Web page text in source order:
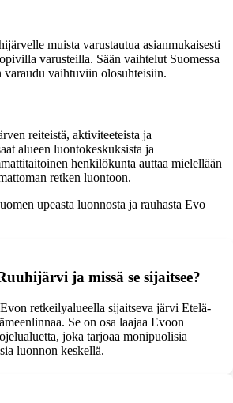
muista varustautua asianmukaisesti
varusteilla. Sään vaihtelut Suomessa
vaihtuviin olosuhteisiin.
reiteistä, aktiviteeteista ja
alueen luontokeskuksista ja
henkilökunta auttaa mielellään
retken luontoon.
upeasta luonnosta ja rauhasta Evo
ja missä se sijaitsee?
retkeilyalueella sijaitseva järvi Etelä-
Se on osa laajaa Evoon
joka tarjoaa monipuolisia
luonnon keskellä.